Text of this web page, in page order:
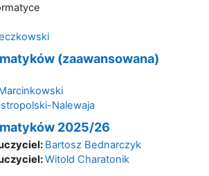
(zaawansowana)
Nalewaja
2025/26
Bartosz Bednarczyk
Witold Charatonik